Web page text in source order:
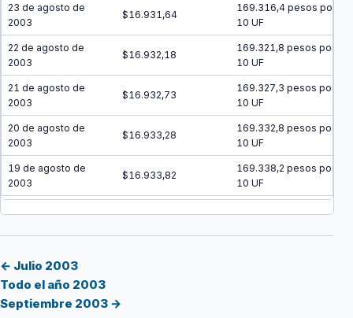
23 de agosto de
2003
$16.931,64
169.316,4 pesos por
10 UF
22 de agosto de
2003
$16.932,18
169.321,8 pesos por
10 UF
21 de agosto de
2003
$16.932,73
169.327,3 pesos por
10 UF
20 de agosto de
2003
$16.933,28
169.332,8 pesos por
10 UF
19 de agosto de
2003
$16.933,82
169.338,2 pesos por
10 UF
$16.934,37
2003
16 de agosto de
2003
← Julio 2003
Todo el año 2003
Septiembre 2003 →